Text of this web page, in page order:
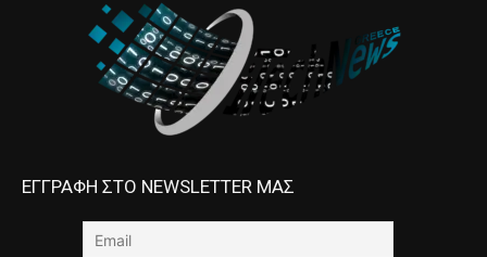
ΕΓΓΡΑΦΗ ΣΤΟ NEWSLETTER ΜΑΣ